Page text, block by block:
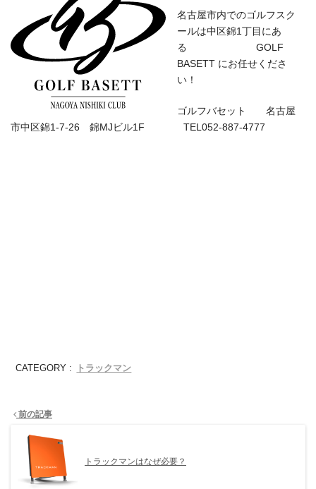
名古屋市内でのゴルフスク
ールは中区錦1丁目にあ
る GOLF
BASETT にお任せくださ
い！
ゴルフバセット 名古屋
市中区錦1-7-26 錦MJビル1F TEL052-887-4777
CATEGORY : トラックマン
前の記事
トラックマンはなぜ必要？